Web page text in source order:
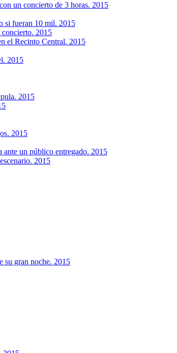
un concierto de 3 horas. 2015
si fueran 10 mil. 2015
2015
el Recinto Central. 2015
2015
2015
2015
ante un público entregado. 2015
2015
su gran noche. 2015